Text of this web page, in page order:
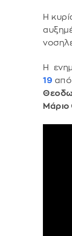
Η
Η
19 από
Μάριο